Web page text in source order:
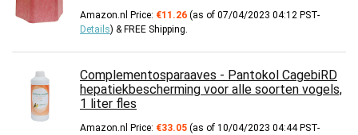
Amazon.nl Price: €11.26 (as of 07/04/2023 04:12 PST-
Details) & FREE Shipping.
Complementosparaaves - Pantokol CagebiRD
hepatiekbescherming voor alle soorten vogels,
1 liter fles
Amazon.nl Price: €33.05 (as of 10/04/2023 04:44 PST-